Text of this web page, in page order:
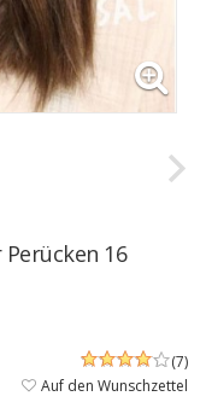
16
(7)
Auf den Wunschzettel